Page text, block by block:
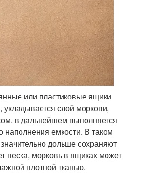
или пластиковые ящики
укладывается слой моркови,
в дальнейшем выполняется
наполнения емкости. В таком
дольше сохраняют
песка, морковь в ящиках может
плотной тканью.